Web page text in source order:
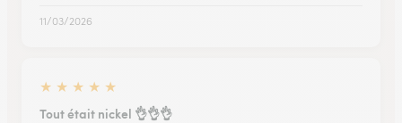
11/03/2026
★ ★ ★ ★ ★
Tout était nickel 👌👌👌